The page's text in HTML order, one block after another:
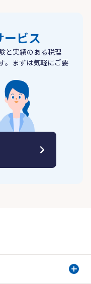
ビス
と実績のある税理
。まずは気軽にご要